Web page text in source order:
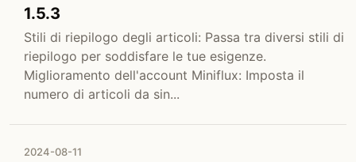
1.5.3
Stili di riepilogo degli articoli: Passa tra diversi stili di
riepilogo per soddisfare le tue esigenze.
Miglioramento dell'account Miniflux: Imposta il
numero di articoli da sin...
2024-08-11